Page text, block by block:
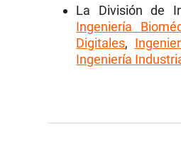
La División de
Ingeniería
Digitales,
Ingeniería